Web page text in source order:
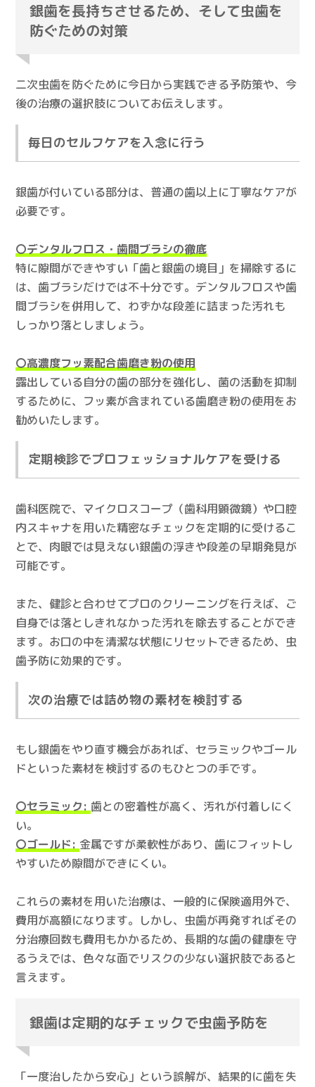
銀歯を長持ちさせるため、そして虫歯を
防ぐための対策
二次虫歯を防ぐために今日から実践できる予防策や、今
後の治療の選択肢についてお伝えします。
毎日のセルフケアを入念に行う
銀歯が付いている部分は、普通の歯以上に丁寧なケアが
必要です。
〇デンタルフロス・歯間ブラシの徹底
特に隙間ができやすい「歯と銀歯の境目」を掃除するに
は、歯ブラシだけでは不十分です。デンタルフロスや歯
間ブラシを併用して、わずかな段差に詰まった汚れも
しっかり落としましょう。
〇高濃度フッ素配合歯磨き粉の使用
露出している自分の歯の部分を強化し、菌の活動を抑制
するために、フッ素が含まれている歯磨き粉の使用をお
勧めいたします。
定期検診でプロフェッショナルケアを受ける
歯科医院で、マイクロスコープ（歯科用顕微鏡）や口腔
内スキャナを用いた精密なチェックを定期的に受けるこ
とで、肉眼では見えない銀歯の浮きや段差の早期発見が
可能です。
また、健診と合わせてプロのクリーニングを行えば、ご
自身では落としきれなかった汚れを除去することができ
ます。お口の中を清潔な状態にリセットできるため、虫
歯予防に効果的です。
次の治療では詰め物の素材を検討する
もし銀歯をやり直す機会があれば、セラミックやゴール
ドといった素材を検討するのもひとつの手です。
〇セラミック: 歯との密着性が高く、汚れが付着しにく
い。
〇ゴールド: 金属ですが柔軟性があり、歯にフィットし
やすいため隙間ができにくい。
これらの素材を用いた治療は、一般的に保険適用外で、
費用が高額になります。しかし、虫歯が再発すればその
分治療回数も費用もかかるため、長期的な歯の健康を守
るうえでは、色々な面でリスクの少ない選択肢であると
言えます。
銀歯は定期的なチェックで虫歯予防を
「一度治したから安心」という誤解が、結果的に歯を失